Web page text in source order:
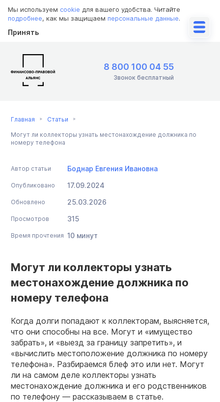
Мы используем cookie для вашего удобства. Читайте
подробнее, как мы защищаем персональные данные.
Принять
8 800 100 04 55
Звонок бесплатный
Главная Статьи
Могут ли коллекторы узнать местонахождение должника по
номеру телефона
Автор статьи Боднар Евгения Ивановна
Опубликовано 17.09.2024
Обновлено 25.03.2026
Просмотров 315
Время прочтения 10 минут
Могут ли коллекторы узнать
местонахождение должника по
номеру телефона
Когда долги попадают к коллекторам, выясняется,
что они способны на все. Могут и «имущество
забрать», и «выезд за границу запретить», и
«вычислить местоположение должника по номеру
телефона». Разбираемся блеф это или нет. Могут
ли на самом деле коллекторы узнать
местонахождение должника и его родственников
по телефону — рассказываем в статье.